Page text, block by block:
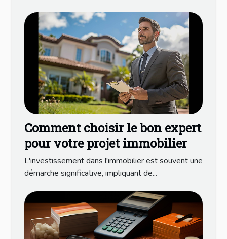
Comment choisir le bon expert
pour votre projet immobilier
L'investissement dans l'immobilier est souvent une
démarche significative, impliquant de...